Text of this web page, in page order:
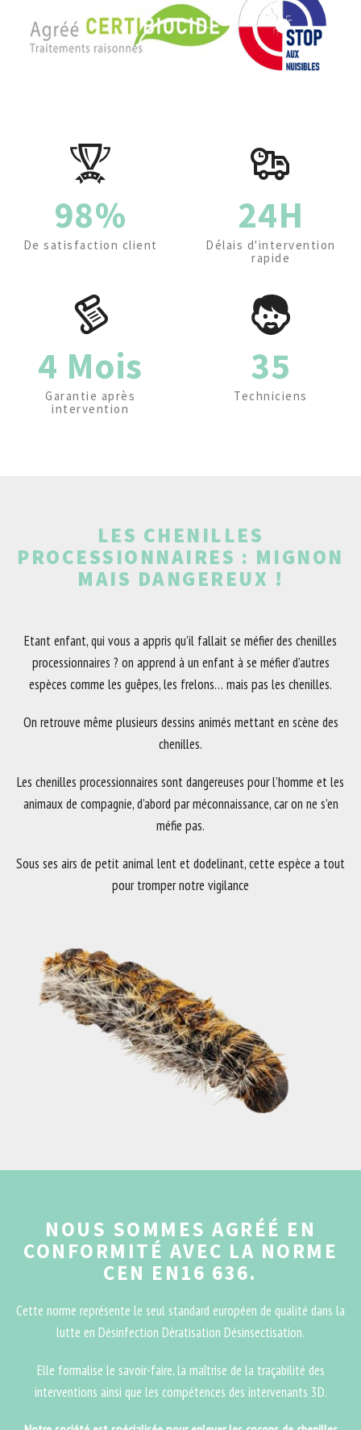
98%
De satisfaction client
24H
Délais d'intervention
rapide
4 Mois
Garantie après
intervention
35
Techniciens
LES CHENILLES
PROCESSIONNAIRES : MIGNON
MAIS DANGEREUX !
Etant enfant, qui vous a appris qu’il fallait se méfier des chenilles
processionnaires ? on apprend à un enfant à se méfier d’autres
espèces comme les guêpes, les frelons… mais pas les chenilles.
On retrouve même plusieurs dessins animés mettant en scène des
chenilles.
Les chenilles processionnaires sont dangereuses pour l’homme et les
animaux de compagnie, d’abord par méconnaissance, car on ne s’en
méfie pas.
Sous ses airs de petit animal lent et dodelinant, cette espèce a tout
pour tromper notre vigilance
NOUS SOMMES AGRÉÉ EN
CONFORMITÉ AVEC LA NORME
CEN EN16 636.
Cette norme représente le seul standard européen de qualité dans la
lutte en Désinfection Dératisation Désinsectisation.
Elle formalise le savoir-faire, la maîtrise de la traçabilité des
interventions ainsi que les compétences des intervenants 3D.